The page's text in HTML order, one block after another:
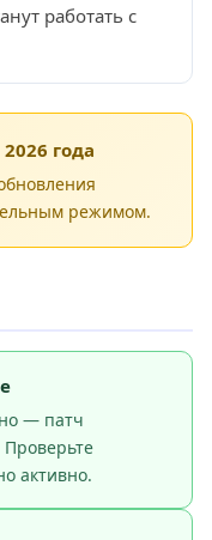
работать с
года
режимом.
— патч
Проверьте
активно.